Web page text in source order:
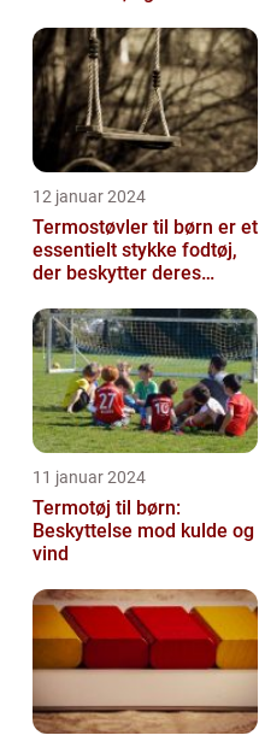
12 januar 2024
Termostøvler til børn er et
essentielt stykke fodtøj,
der beskytter deres
fugti...
11 januar 2024
Termotøj til børn:
Beskyttelse mod kulde og
vind